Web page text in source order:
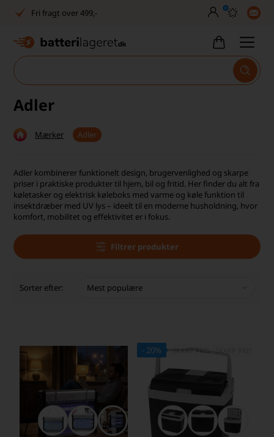
Fri fragt over 499,-
Dansk lager
Dag-til-dag levering
Dansk lager
30 dages returret
Tlf. er lukket uge 27-32
0
Adler
Mærker Adler
Adler kombinerer funktionelt design, brugervenlighed og skarpe
priser i praktiske produkter til hjem, bil og fritid. Her finder du alt fra
køletasker og elektrisk køleboks med varme og køle funktion til
insektdræber med UV lys – ideelt til en moderne husholdning, hvor
komfort, mobilitet og effektivitet er i fokus.
Filtrer produkter
Sorter efter:
- 20% SKARP PRIS · SKARP PRIS